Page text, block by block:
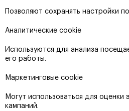
Позволяют сохранять настройки
Аналитические cookie
Используются для анализа
его работы.
Маркетинговые cookie
Могут использоваться для
кампаний.